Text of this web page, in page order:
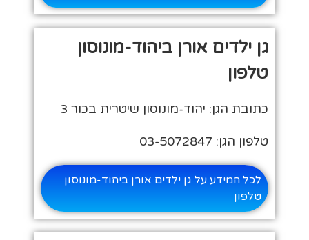
גן ילדים אורן ביהוד-מונוסון
טלפון
כתובת הגן: יהוד-מונוסון שיטרית בכור 3
טלפון הגן: 03-5072847
לכל המידע על גן ילדים אורן ביהוד-מונוסון
טלפון